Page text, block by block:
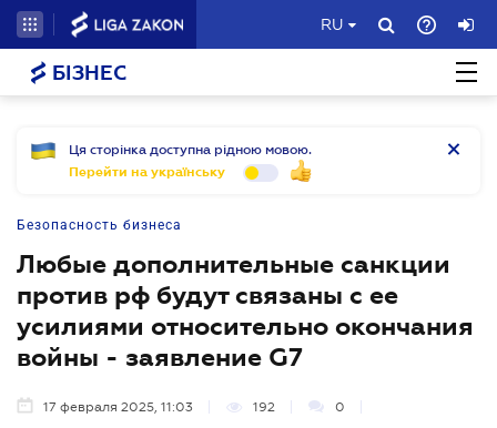
RU
БІЗНЕС
Ця сторінка доступна рідною мовою.
Перейти на українську
Безопасность бизнеса
Любые дополнительные санкции
против рф будут связаны с ее
усилиями относительно окончания
войны - заявление G7
17 февраля 2025, 11:03 192 0